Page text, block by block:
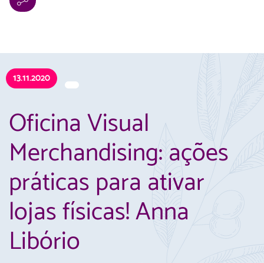
13.11.2020
Oficina Visual
Merchandising: ações
práticas para ativar
lojas físicas! Anna
Libório